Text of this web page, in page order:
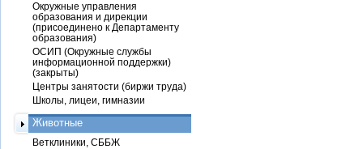
Окружные управления
образования и дирекции
(присоединено к Департаменту
образования)
ОСИП (Окружные службы
информационной поддержки)
(закрыты)
Центры занятости (биржи труда)
Школы, лицеи, гимназии
Животные
Ветклиники, СББЖ